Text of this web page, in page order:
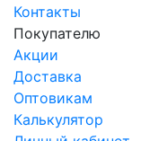
Контакты
Покупателю
Акции
Доставка
Оптовикам
Калькулятор